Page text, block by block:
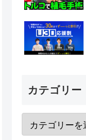
カテゴリー